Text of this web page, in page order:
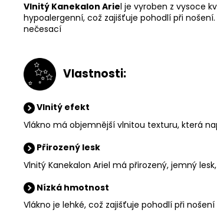
Vlnitý Kanekalon Ariel je vyroben z vysoce
hypoalergenní, což zajišťuje pohodlí při
nečesací
Vlastnosti:
Vlnitý efekt
Vlákno má objemnější vlnitou texturu, která
Přirozený lesk
Vlnitý Kanekalon Ariel má přirozený, jemný
Nízká hmotnost
Vlákno je lehké, což zajišťuje pohodlí při